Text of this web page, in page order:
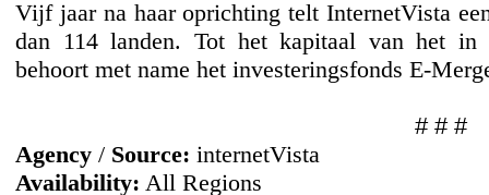
Vijf jaar na haar oprichting telt InternetVista
dan 114 landen. Tot het kapitaal van het in
behoort met name het investeringsfonds E-
# # #
Agency / Source: internetVista
Availability: All Regions